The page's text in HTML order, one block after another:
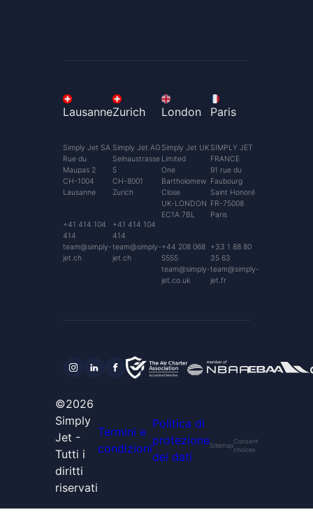
Lausanne
Simply Jet SA
Rue du
Maupas 2
CH-1004
Lausanne
+41 414 104
414
team@simply-
jet.ch
Zurich
Simply Jet AG
Selnaustrasse
5
CH-8001
Zurich
+41 414 104
414
team@simply-
jet.ch
London
Simply Jet UK
Limited
One
Bartholomew
Close
UK-LONDON
EC1A 7BL
+44 208 068
5555
team@simply-
jet.co.uk
Paris
SIMPLY JET
FRANCE
91 rue du
Faubourg
Saint Honoré
FR-75008
Paris
+33 1 88 80
35 63
team@simply-
jet.fr
©2026
Simply
Jet -
Tutti i
diritti
riservati
Termini e
condizioni
Politica di
protezione
dei dati
Sitemap
Consent
choices